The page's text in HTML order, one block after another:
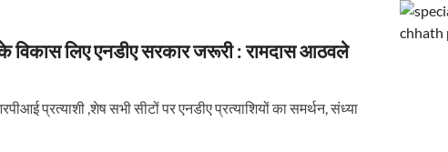
लिए एनडीए सरकार जरूरी : रामदास आठवले
प्रत्याशी ,शेष सभी सीटों पर एनडीए प्रत्याशियों का समर्थन, संध्या